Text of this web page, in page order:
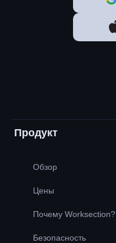
Продукт
Обзор
Цены
Почему Worksection?
Безопасность